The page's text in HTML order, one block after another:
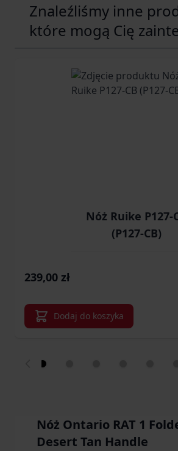
Znaleźliśmy inne
które mogą Cię
Nóż Ruike P127-
(P127-CB)
239,00 zł
Dodaj do koszyka
Nóż Ontario RAT 1
Desert Tan Handle